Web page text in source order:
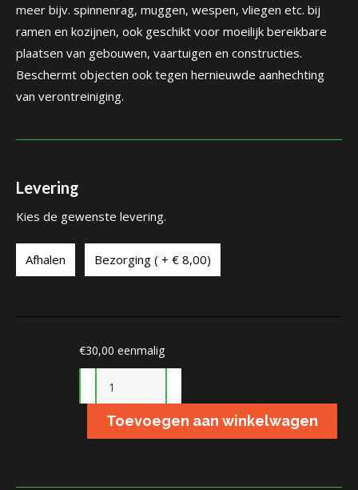
meer bijv. spinnenrag, muggen, wespen, vliegen etc. bij
ramen en kozijnen, ook geschikt voor moeilijk bereikbare
plaatsen van gebouwen, vaartuigen en constructies.
Beschermt objecten ook tegen hernieuwde aanhechting
van verontreiniging.
Levering
Kies de gewenste levering.
Afhalen Bezorging ( + € 8,00)
€30,00 eenmalig
Stop
aantal
Toevoegen aan winkelwagen